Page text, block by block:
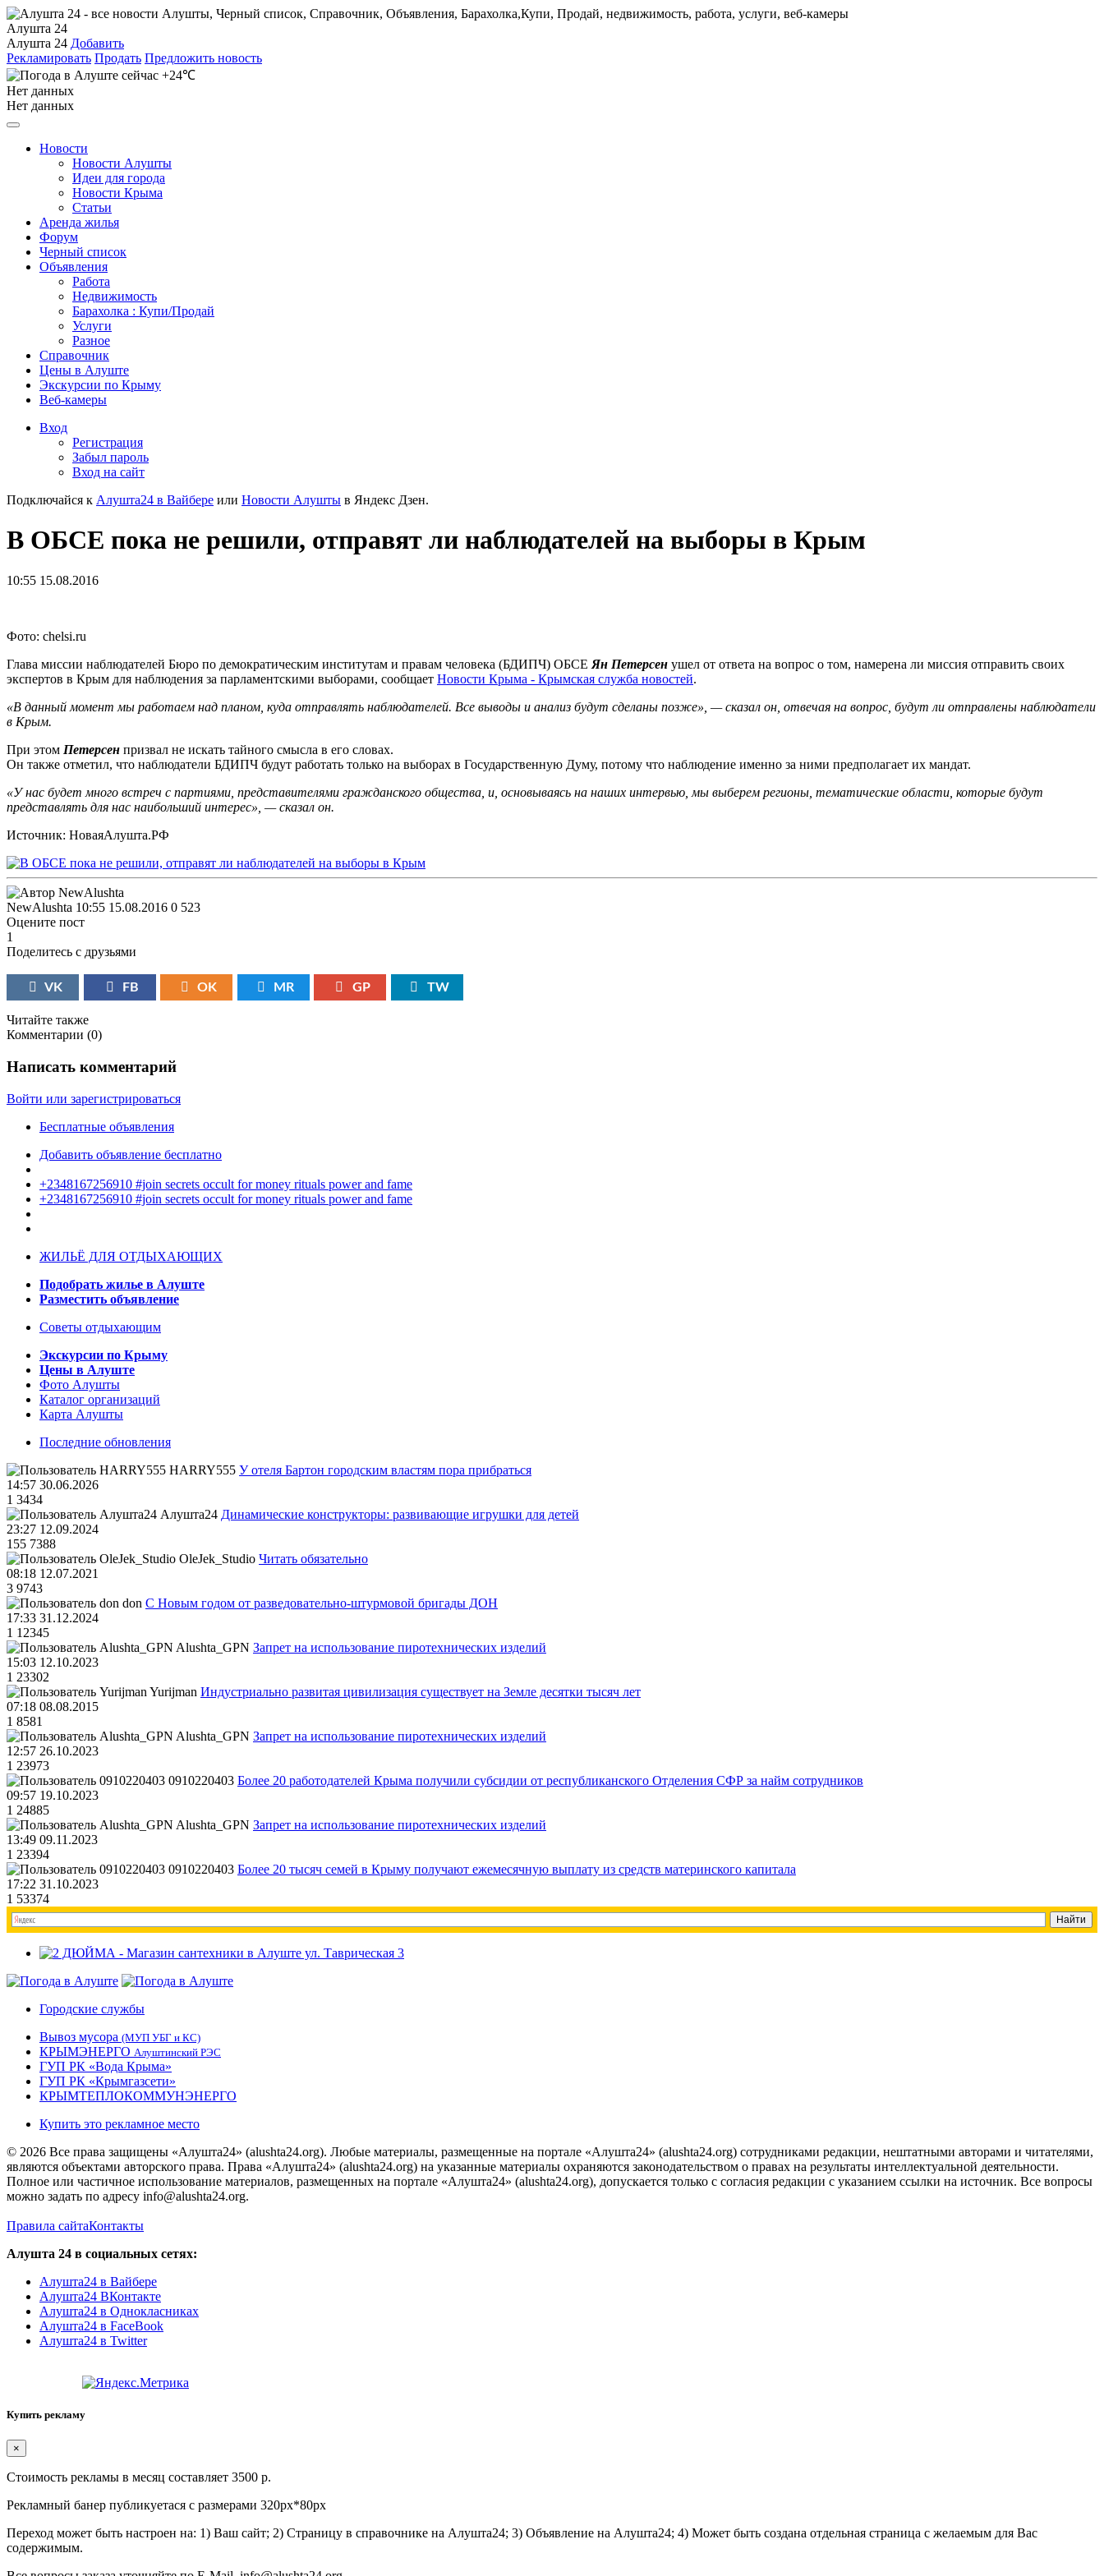
Алушта 24
Алушта 24 Добавить
Рекламировать Продать Предложить новость
+24℃
Нет данных
Нет данных
Новости
Новости Алушты
Идеи для города
Новости Крыма
Статьи
Аренда жилья
Форум
Черный список
Объявления
Работа
Недвижимость
Барахолка : Купи/Продай
Услуги
Разное
Справочник
Цены в Алуште
Экскурсии по Крыму
Веб-камеры
Вход
Регистрация
Забыл пароль
Вход на сайт
Подключайся к Алушта24 в Вайбере или Новости Алушты в Яндекс Дзен.
В ОБСЕ пока не решили, отправят ли наблюдателей на выборы в Крым
10:55 15.08.2016
Фото: chelsi.ru
Глава миссии наблюдателей Бюро по демократическим институтам и правам человека (БДИПЧ) ОБСЕ Ян Петерсен ушел от ответа на вопрос о том, намерена ли миссия отправить своих
экспертов в Крым для наблюдения за парламентскими выборами, сообщает Новости Крыма - Крымская служба новостей.
«В данный момент мы работаем над планом, куда отправлять наблюдателей. Все выводы и анализ будут сделаны позже», — сказал он, отвечая на вопрос, будут ли отправлены наблюдатели
в Крым.
При этом Петерсен призвал не искать тайного смысла в его словах.
Он также отметил, что наблюдатели БДИПЧ будут работать только на выборах в Государственную Думу, потому что наблюдение именно за ними предполагает их мандат.
«У нас будет много встреч с партиями, представителями гражданского общества, и, основываясь на наших интервью, мы выберем регионы, тематические области, которые будут
представлять для нас наибольший интерес», — сказал он.
Источник: НоваяАлушта.РФ
NewAlushta 10:55 15.08.2016 0 523
Оцените пост
1
Поделитесь с друзьями
VK FB OK MR GP TW
Читайте также
Комментарии (0)
Написать комментарий
Войти или зарегистрироваться
Бесплатные объявления
Добавить объявление бесплатно
+2348167256910 #join secrets occult for money rituals power and fame
+2348167256910 #join secrets occult for money rituals power and fame
ЖИЛЬЁ ДЛЯ ОТДЫХАЮЩИХ
Подобрать жилье в Алуште
Разместить объявление
Советы отдыхающим
Экскурсии по Крыму
Цены в Алуште
Фото Алушты
Каталог организаций
Карта Алушты
Последние обновления
HARRY555 У отеля Бартон городским властям пора прибраться
14:57 30.06.2026
1 3434
Алушта24 Динамические конструкторы: развивающие игрушки для детей
23:27 12.09.2024
155 7388
OleJek_Studio Читать обязательно
08:18 12.07.2021
3 9743
don С Новым годом от разведовательно-штурмовой бригады ДОН
17:33 31.12.2024
1 12345
Alushta_GPN Запрет на использование пиротехнических изделий
15:03 12.10.2023
1 23302
Yurijman Индустриально развитая цивилизация существует на Земле десятки тысяч лет
07:18 08.08.2015
1 8581
Alushta_GPN Запрет на использование пиротехнических изделий
12:57 26.10.2023
1 23973
0910220403 Более 20 работодателей Крыма получили субсидии от республиканского Отделения СФР за найм сотрудников
09:57 19.10.2023
1 24885
Alushta_GPN Запрет на использование пиротехнических изделий
13:49 09.11.2023
1 23394
0910220403 Более 20 тысяч семей в Крыму получают ежемесячную выплату из средств материнского капитала
17:22 31.10.2023
1 53374
Городские службы
Вывоз мусора (МУП УБГ и КС)
КРЫМЭНЕРГО Алуштинский РЭС
ГУП РК «Вода Крыма»
ГУП РК «Крымгазсети»
КРЫМТЕПЛОКОММУНЭНЕРГО
Купить это рекламное место
© 2026 Все права защищены «Алушта24» (alushta24.org). Любые материалы, размещенные на портале «Алушта24» (alushta24.org) сотрудниками редакции, нештатными авторами и читателями,
являются объектами авторского права. Права «Алушта24» (alushta24.org) на указанные материалы охраняются законодательством о правах на результаты интеллектуальной деятельности.
Полное или частичное использование материалов, размещенных на портале «Алушта24» (alushta24.org), допускается только с согласия редакции с указанием ссылки на источник. Все вопросы
можно задать по адресу info@alushta24.org.
Правила сайтаКонтакты
Алушта 24 в социальных сетях:
Алушта24 в Вайбере
Алушта24 ВКонтакте
Алушта24 в Однокласниках
Алушта24 в FaceBook
Алушта24 в Twitter
Купить рекламу
×
Стоимость рекламы в месяц составляет 3500 р.
Рекламный банер публикуетася с размерами 320px*80px
Переход может быть настроен на: 1) Ваш сайт; 2) Страницу в справочнике на Алушта24; 3) Объявление на Алушта24; 4) Может быть создана отдельная страница с желаемым для Вас
содержимым.